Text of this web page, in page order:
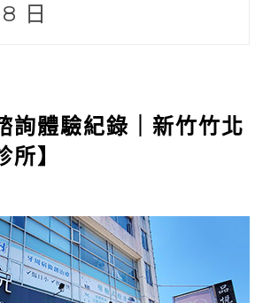
日
詢體驗紀錄｜新竹竹北
所】